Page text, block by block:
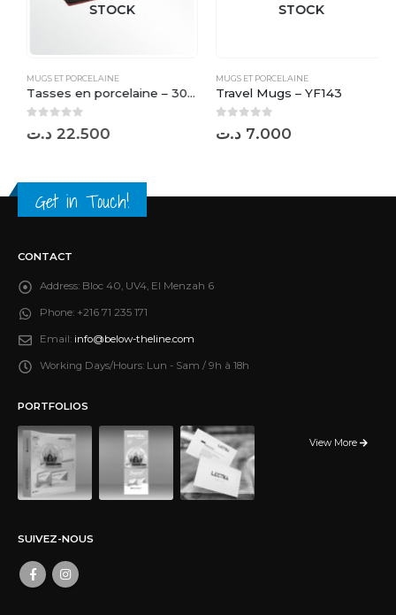
STOCK
MUGS ET PORCELAINE
Tasses en porcelaine – 3074
22.500 د.ت
STOCK
MUGS ET PORCELAINE
Travel Mugs – YF143
7.000 د.ت
Get in Touch!
CONTACT
Address: Bloc 40, UV4, El Menzah 6
Phone: +216 71 235 171
Email: info@below-theline.com
Working Days/Hours: Lun - Sam / 9h à 18h
PORTFOLIOS
View More
SUIVEZ-NOUS